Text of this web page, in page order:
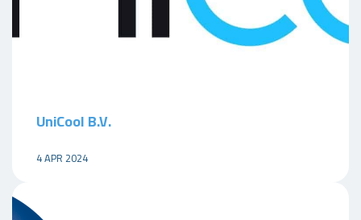
UniCool B.V.
4 APR 2024